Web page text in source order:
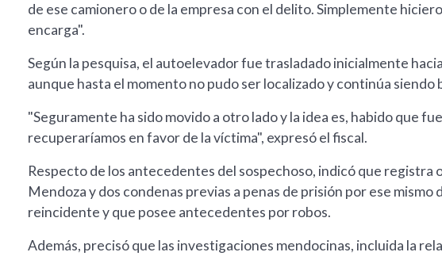
de ese camionero o de la empresa con el delito. Simplemente
encarga".
Según la pesquisa, el autoelevador fue trasladado inicialmente
aunque hasta el momento no pudo ser localizado y continúa
"Seguramente ha sido movido a otro lado y la idea es, habido que
recuperaríamos en favor de la víctima", expresó el fiscal.
Respecto de los antecedentes del sospechoso, indicó que registra
Mendoza y dos condenas previas a penas de prisión por ese
reincidente y que posee antecedentes por robos.
Además, precisó que las investigaciones mendocinas, incluida la